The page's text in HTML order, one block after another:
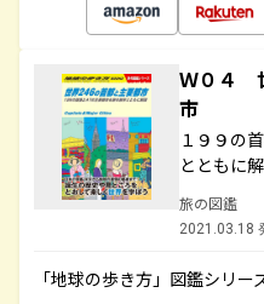
Ｗ０４
市
１９９の
とともに
旅の図鑑
2021.03.18
「地球の歩き方」図鑑シリー